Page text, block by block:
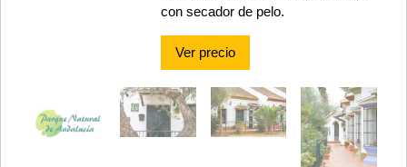
con secador de pelo.
Ver precio